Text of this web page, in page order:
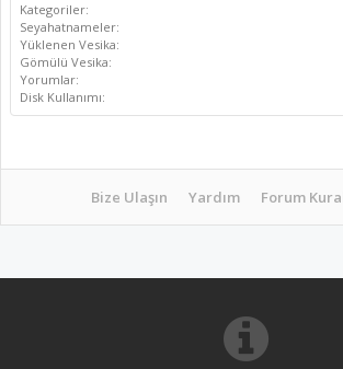
Kategoriler:
Seyahatnameler:
Yüklenen Vesika:
Gömülü Vesika:
Yorumlar:
Disk Kullanımı:
Bize Ulaşın Yardım Forum